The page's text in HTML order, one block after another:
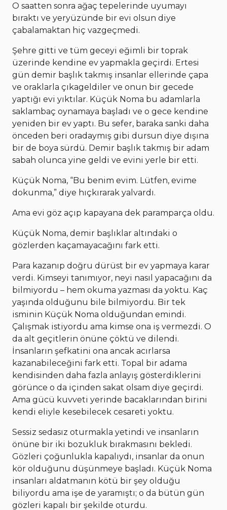
O saatten sonra ağaç tepelerinde uyumayı
bıraktı ve yeryüzünde bir evi olsun diye
çabalamaktan hiç vazgeçmedi.
Şehre gitti ve tüm geceyi eğimli bir toprak
üzerinde kendine ev yapmakla geçirdi. Ertesi
gün demir başlık takmış insanlar ellerinde çapa
ve oraklarla çıkageldiler ve onun bir gecede
yaptığı evi yıktılar. Küçük Noma bu adamlarla
saklambaç oynamaya başladı ve o gece kendine
yeniden bir ev yaptı. Bu sefer, baraka sanki daha
önceden beri oradaymış gibi dursun diye dışına
bir de boya sürdü. Demir başlık takmış bir adam
sabah olunca yine geldi ve evini yerle bir etti.
Küçük Noma, “Bu benim evim. Lütfen, evime
dokunma,” diye hıçkırarak yalvardı.
Ama evi göz açıp kapayana dek paramparça oldu.
Küçük Noma, demir başlıklar altındaki o
gözlerden kaçamayacağını fark etti.
Para kazanıp doğru dürüst bir ev yapmaya karar
verdi. Kimseyi tanımıyor, neyi nasıl yapacağını da
bilmiyordu – hem okuma yazması da yoktu. Kaç
yaşında olduğunu bile bilmiyordu. Bir tek
isminin Küçük Noma olduğundan emindi.
Çalışmak istiyordu ama kimse ona iş vermezdi. O
da alt geçitlerin önüne çöktü ve dilendi.
İnsanların şefkatini ona ancak acırlarsa
kazanabileceğini fark etti. Topal bir adama
kendisinden daha fazla anlayış gösterdiklerini
görünce o da içinden sakat olsam diye geçirdi.
Ama gücü kuvveti yerinde bacaklarından birini
kendi eliyle kesebilecek cesareti yoktu.
Sessiz sedasız oturmakla yetindi ve insanların
önüne bir iki bozukluk bırakmasını bekledi.
Gözleri çoğunlukla kapalıydı, insanlar da onun
kör olduğunu düşünmeye başladı. Küçük Noma
insanları aldatmanın kötü bir şey olduğu
biliyordu ama işe de yaramıştı; o da bütün gün
gözleri kapalı bir şekilde oturdu.